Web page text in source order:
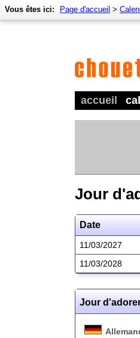
accueil
Vous êtes ici: Page d'accueil >
Jour
Date
11/03/2027
11/03/2028
Jour